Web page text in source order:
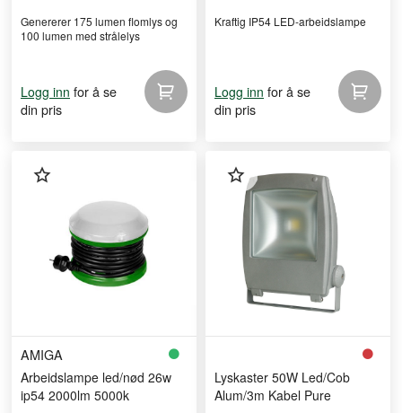
Genererer 175 lumen flomlys og
100 lumen med strålelys
Logg inn for å se
din pris
Kraftig IP54 LED-arbeidslampe
Logg inn for å se
din pris
AMIGA
Arbeidslampe led/nød 26w
ip54 2000lm 5000k
Lyskaster 50W Led/Cob
Alum/3m Kabel Pure